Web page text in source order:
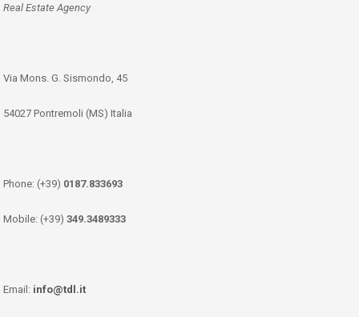
Real Estate Agency
Via Mons. G. Sismondo, 45
54027 Pontremoli (MS) Italia
Phone: (+39) 0187.833693
Mobile: (+39) 349.3489333
Email: info@tdl.it